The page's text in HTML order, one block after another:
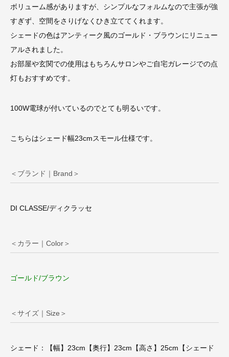
ボリューム感がありますが、シンプルなフォルムなので主張が強
すぎず、空間をさりげなくひき立ててくれます。
シェードの色はアンティーク風のゴールド・ブラウンにリニュー
アルされました。
お部屋や玄関での使用はもちろんサロンやご自宅ガレージでの点
灯もおすすめです。
100W電球が付いているのでとても明るいです。
こちらはシェード幅23cmスモール仕様です。
＜ブランド｜Brand＞
DI CLASSE/ディクラッセ
＜カラー｜Color＞
ゴールド/ブラウン
＜サイズ｜Size＞
シェード：【幅】23cm【奥行】23cm【高さ】25cm【シェード